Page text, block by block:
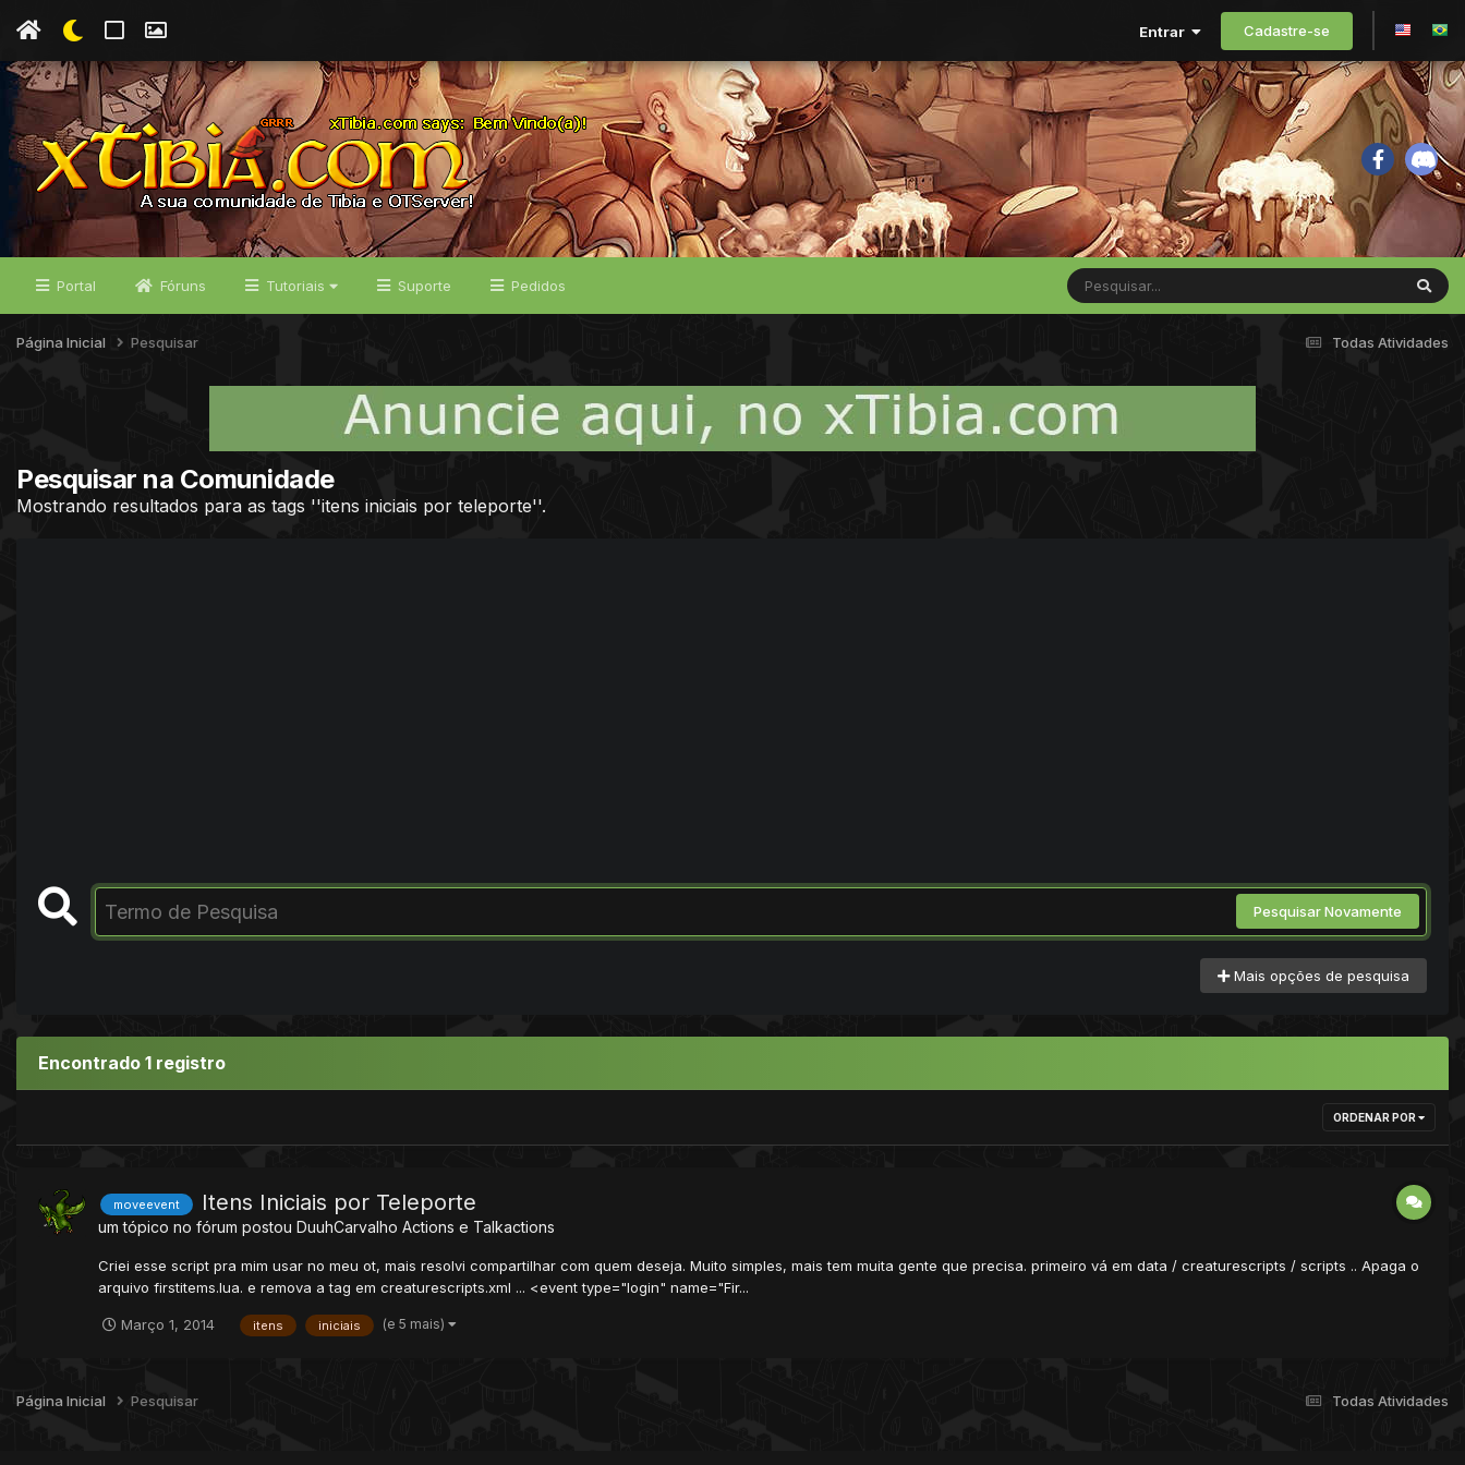
Entrar Cadastre-se
Portal Fóruns Tutoriais Suporte Pedidos
Todas Atividades
Página Inicial Pesquisar
Pesquisar na Comunidade
Mostrando resultados para as tags ''itens iniciais por teleporte''.
Pesquisar Novamente
Mais opções de pesquisa
Encontrado 1 registro
ORDENAR POR
moveevent Itens Iniciais por Teleporte
um tópico no fórum postou DuuhCarvalho Actions e Talkactions
Criei esse script pra mim usar no meu ot, mais resolvi compartilhar com quem deseja. Muito simples, mais tem muita gente que precisa. primeiro vá em data / creaturescripts / scripts .. Apaga o
arquivo firstitems.lua. e remova a tag em creaturescripts.xml ... <event type="login" name="Fir...
Março 1, 2014 itens iniciais (e 5 mais)
Todas Atividades
Página Inicial Pesquisar